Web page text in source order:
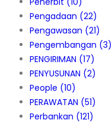
Pengadaan (22)
Pengawasan (21)
Pengembangan (3)
PENGIRIMAN (17)
PENYUSUNAN (2)
People (10)
PERAWATAN (51)
Perbankan (121)